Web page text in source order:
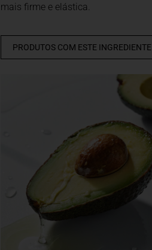
mais firme e elástica.
PRODUTOS COM ESTE INGREDIENTE